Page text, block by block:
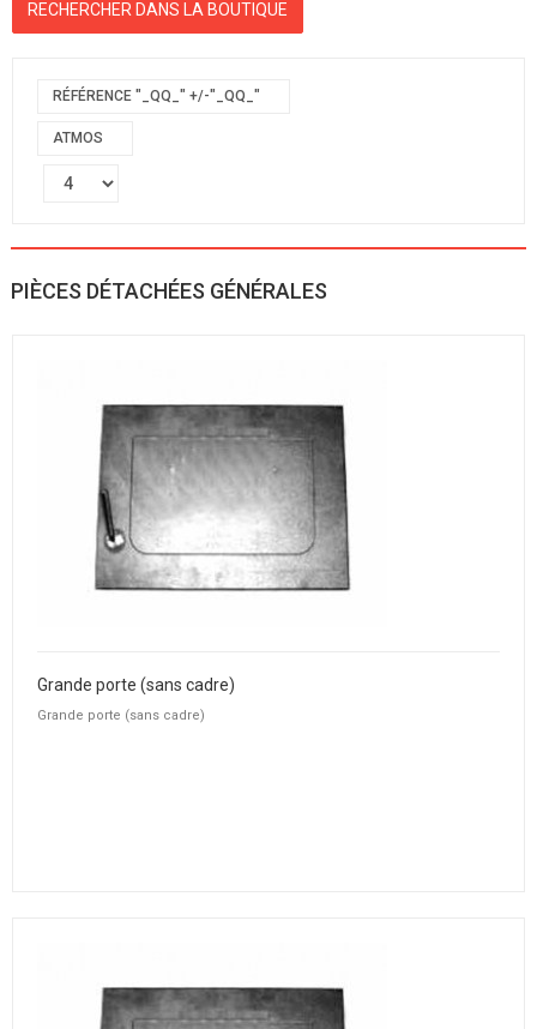
RÉFÉRENCE "_QQ_" +/-"_QQ_"
ATMOS
PIÈCES DÉTACHÉES GÉNÉRALES
Grande porte (sans cadre)
Grande porte (sans cadre)